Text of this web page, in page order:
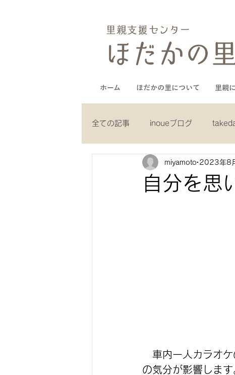
ホーム ほだかの里について 里親
全ての記事 inoueブログ
yamaguchiブログ muneブロ
自分を思
miyamoto 2023年8
車内一人カラオケ
の気分が影響しま